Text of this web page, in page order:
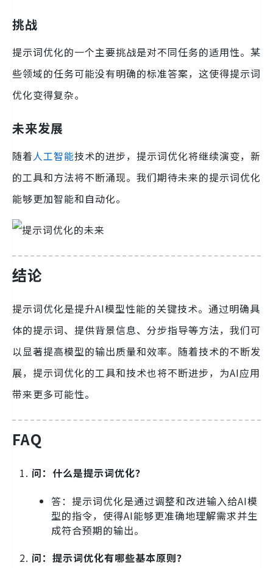
挑战
提示词优化的一个主要挑战是对不同任务的适用性。某
些领域的任务可能没有明确的标准答案，这使得提示词
优化变得复杂。
未来发展
随着人工智能技术的进步，提示词优化将继续演变，新
的工具和方法将不断涌现。我们期待未来的提示词优化
能够更加智能和自动化。
结论
提示词优化是提升AI模型性能的关键技术。通过明确具
体的提示词、提供背景信息、分步指导等方法，我们可
以显著提高模型的输出质量和效率。随着技术的不断发
展，提示词优化的工具和技术也将不断进步，为AI应用
带来更多可能性。
FAQ
问：什么是提示词优化？
答：提示词优化是通过调整和改进输入给AI模
型的指令，使得AI能够更准确地理解需求并生
成符合预期的输出。
问：提示词优化有哪些基本原则？